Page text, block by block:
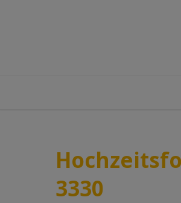
3330